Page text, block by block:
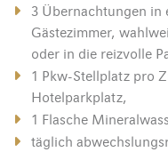
3 Übernachtungen in
Gästezimmer,
oder in die reizvolle
1 Pkw-Stellplatz pro
Hotelparkplatz,
1 Flasche
täglich